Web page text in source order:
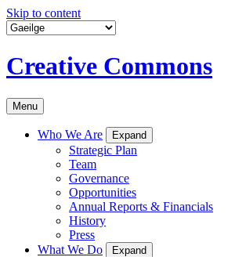
Skip to content
Creative Commons
Menu
Who We Are Expand
Strategic Plan
Team
Governance
Opportunities
Annual Reports & Financials
History
Press
What We Do
Expand